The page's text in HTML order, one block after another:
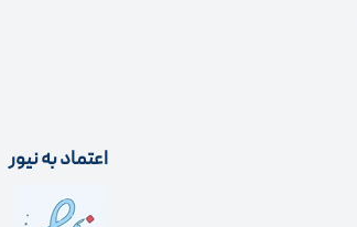
اعتماد به نیور